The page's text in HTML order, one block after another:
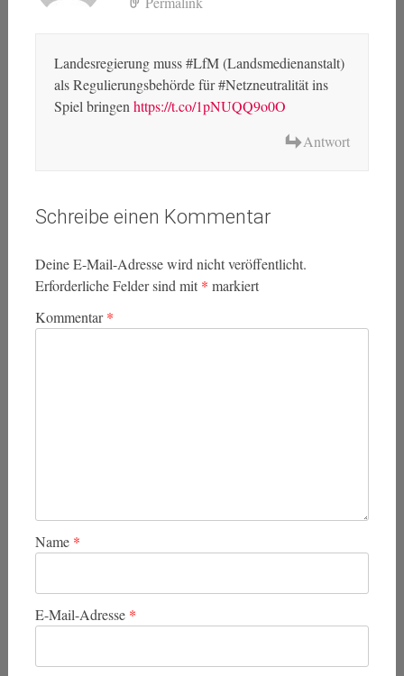
Landesregierung muss #LfM (Landsmedienanstalt)
als Regulierungsbehörde für #Netzneutralität ins
Spiel bringen https://t.co/1pNUQQ9o0O
Antwort
Schreibe einen Kommentar
Deine E-Mail-Adresse wird nicht veröffentlicht.
Erforderliche Felder sind mit * markiert
Kommentar*
Name *
E-Mail-Adresse *